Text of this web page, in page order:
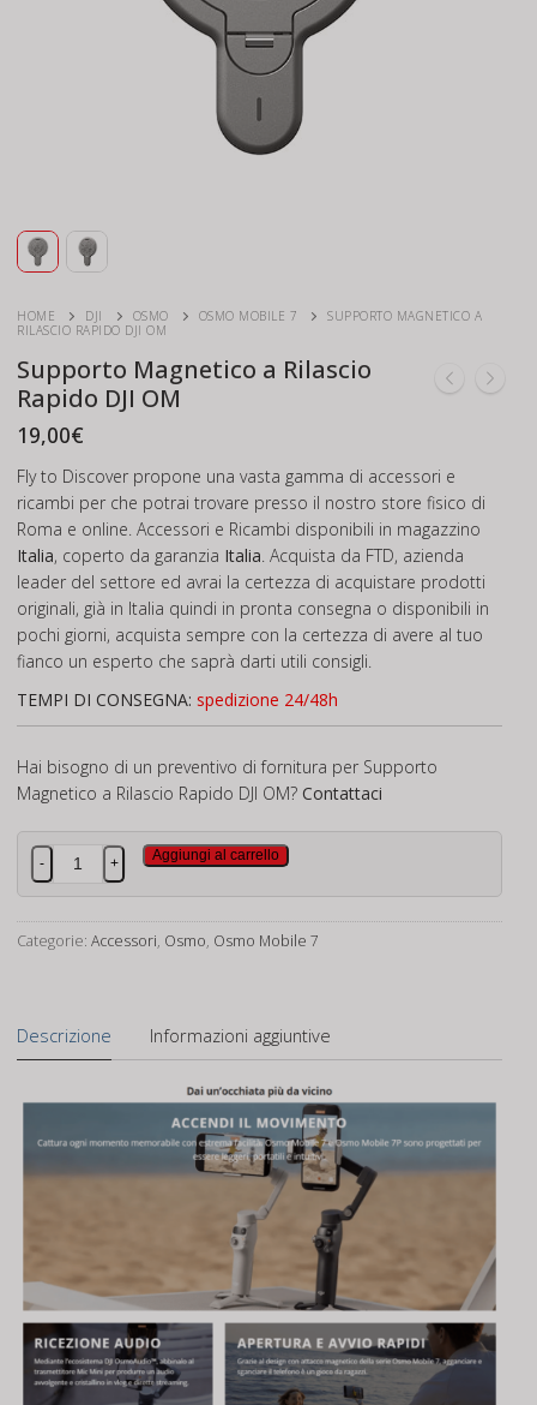
HOME DJI OSMO OSMO MOBILE 7
SUPPORTO MAGNETICO A
RILASCIO RAPIDO DJI OM
Supporto Magnetico a Rilascio
Rapido DJI OM
19,00€
Fly to Discover propone una vasta gamma di accessori e
ricambi per che potrai trovare presso il nostro store fisico di
Roma e online. Accessori e Ricambi disponibili in magazzino
Italia, coperto da garanzia Italia. Acquista da FTD, azienda
leader del settore ed avrai la certezza di acquistare prodotti
originali, già in Italia quindi in pronta consegna o disponibili in
pochi giorni, acquista sempre con la certezza di avere al tuo
fianco un esperto che saprà darti utili consigli.
TEMPI DI CONSEGNA: spedizione 24/48h
Hai bisogno di un preventivo di fornitura per Supporto
Magnetico a Rilascio Rapido DJI OM? Contattaci
Supporto
Magnetico
Rilascio
quantità
- +
Aggiungi al carrello
Categorie: Accessori, Osmo, Osmo Mobile 7
Descrizione Informazioni aggiuntive